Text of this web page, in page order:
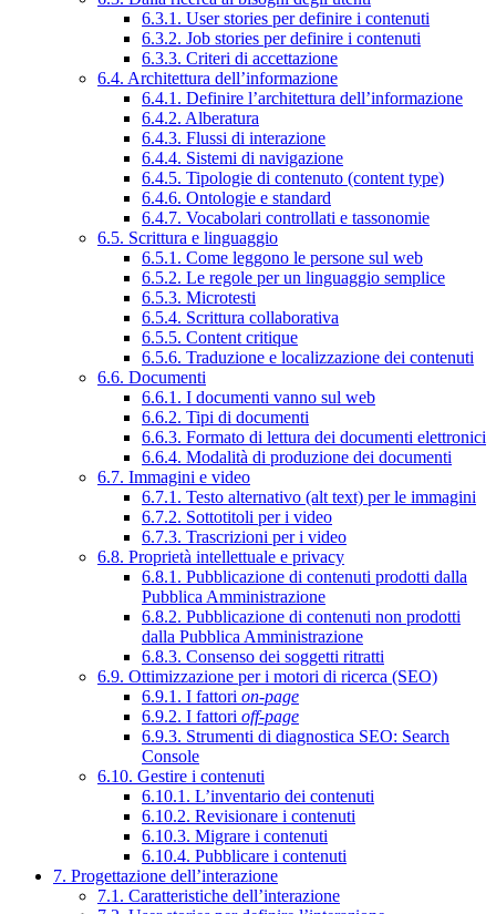
6.3.1. User stories per definire i contenuti
6.3.2. Job stories per definire i contenuti
6.3.3. Criteri di accettazione
6.4. Architettura dell’informazione
6.4.1. Definire l’architettura dell’informazione
6.4.2. Alberatura
6.4.3. Flussi di interazione
6.4.4. Sistemi di navigazione
6.4.5. Tipologie di contenuto (content type)
6.4.6. Ontologie e standard
6.4.7. Vocabolari controllati e tassonomie
6.5. Scrittura e linguaggio
6.5.1. Come leggono le persone sul web
6.5.2. Le regole per un linguaggio semplice
6.5.3. Microtesti
6.5.4. Scrittura collaborativa
6.5.5. Content critique
6.5.6. Traduzione e localizzazione dei contenuti
6.6. Documenti
6.6.1. I documenti vanno sul web
6.6.2. Tipi di documenti
6.6.3. Formato di lettura dei documenti elettronici
6.6.4. Modalità di produzione dei documenti
6.7. Immagini e video
6.7.1. Testo alternativo (alt text) per le immagini
6.7.2. Sottotitoli per i video
6.7.3. Trascrizioni per i video
6.8. Proprietà intellettuale e privacy
6.8.1. Pubblicazione di contenuti prodotti dalla
Pubblica Amministrazione
6.8.2. Pubblicazione di contenuti non prodotti
dalla Pubblica Amministrazione
6.8.3. Consenso dei soggetti ritratti
6.9. Ottimizzazione per i motori di ricerca (SEO)
6.9.1. I fattori on-page
6.9.2. I fattori off-page
6.9.3. Strumenti di diagnostica SEO: Search
Console
6.10. Gestire i contenuti
6.10.1. L’inventario dei contenuti
6.10.2. Revisionare i contenuti
6.10.3. Migrare i contenuti
6.10.4. Pubblicare i contenuti
7. Progettazione dell’interazione
7.1. Caratteristiche dell’interazione